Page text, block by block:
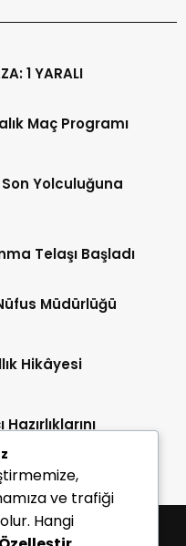
1 YARALI
Maç Programı
Yolculuğuna
Telaşı Başladı
Müdürlüğü
Hikâyesi
ve trafiği
Hangi